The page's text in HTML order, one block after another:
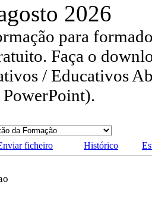
2026
para
Faça o
/ Educativos
PowerPoint).
ficheiro Histórico